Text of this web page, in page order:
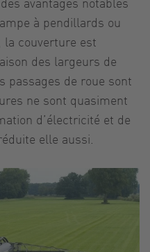
à pendillards ou
la couverture est
des largeurs de
passages de roue sont
ne sont quasiment
d’électricité et de
elle aussi.